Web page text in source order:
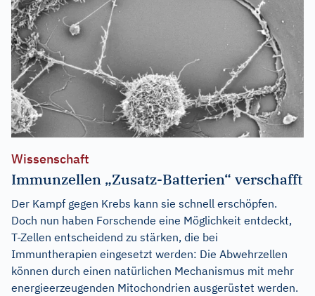
Wissenschaft
Immunzellen „Zusatz-Batterien“ verschafft
Der Kampf gegen Krebs kann sie schnell erschöpfen.
Doch nun haben Forschende eine Möglichkeit entdeckt,
T-Zellen entscheidend zu stärken, die bei
Immuntherapien eingesetzt werden: Die Abwehrzellen
können durch einen natürlichen Mechanismus mit mehr
energieerzeugenden Mitochondrien ausgerüstet werden.